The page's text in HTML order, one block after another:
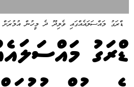
ޑްރަގު މައްސަލައެއްގައި ވެލިދޫ ދެ މީހުން އުމުރަށް
ޑްރަގު